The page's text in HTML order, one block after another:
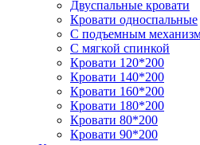
Двуспальные кровати
Кровати односпальные
С подъемным
С мягкой спинкой
Кровати 120*200
Кровати 140*200
Кровати 160*200
Кровати 180*200
Кровати 80*200
Кровати 90*200